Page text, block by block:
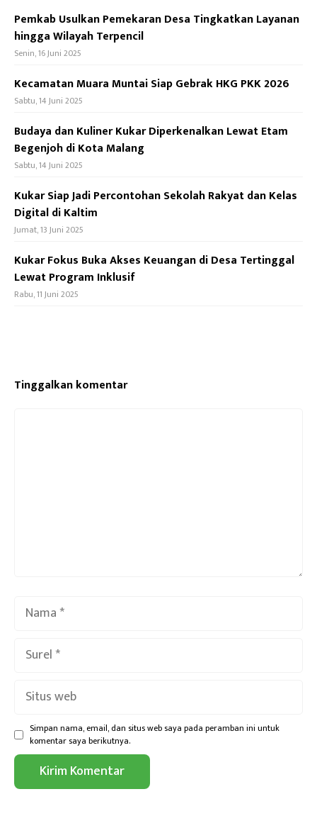
Pemkab Usulkan Pemekaran Desa Tingkatkan Layanan
hingga Wilayah Terpencil
Senin, 16 Juni 2025
Kecamatan Muara Muntai Siap Gebrak HKG PKK 2026
Sabtu, 14 Juni 2025
Budaya dan Kuliner Kukar Diperkenalkan Lewat Etam
Begenjoh di Kota Malang
Sabtu, 14 Juni 2025
Kukar Siap Jadi Percontohan Sekolah Rakyat dan Kelas
Digital di Kaltim
Jumat, 13 Juni 2025
Kukar Fokus Buka Akses Keuangan di Desa Tertinggal
Lewat Program Inklusif
Rabu, 11 Juni 2025
Tinggalkan komentar
web
Simpan nama, email, dan situs web saya pada peramban ini untuk
komentar saya berikutnya.